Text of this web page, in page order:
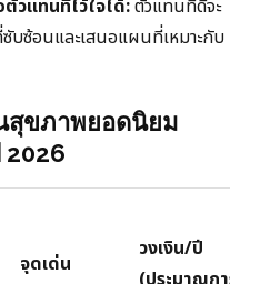
วแทนที่ไว้ใจได้:ตัวแทนที่ดีจะ
ซับซ้อนและเสนอแผนที่เหมาะกับ
สุขภาพยอดนิยม
2026
จุดเด่น
วงเงิน/ปี